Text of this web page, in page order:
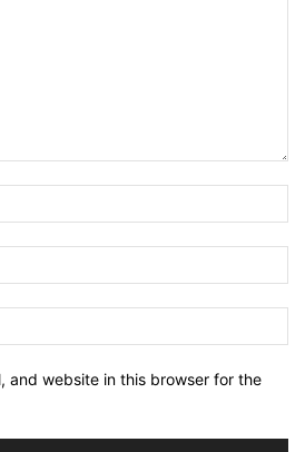
and website in this browser for the